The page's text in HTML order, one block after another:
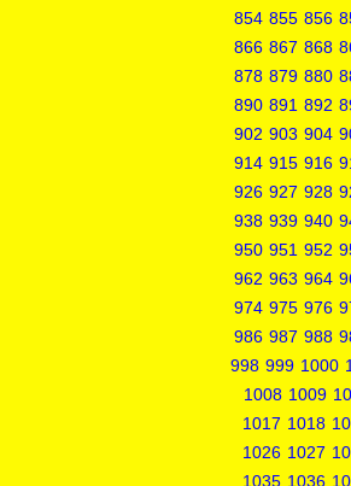
854 855 856
866 867 868
878 879 880
890 891 892
902 903 904
914 915 916
926 927 928
938 939 940
950 951 952
962 963 964
974 975 976
986 987 988
998 999 1000
1008 1009
1017 1018
1026 1027
1035 1036